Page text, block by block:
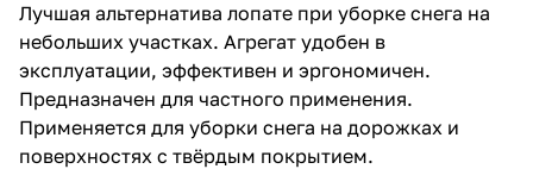
Лучшая альтернатива лопате при уборке снега на
небольших участках. Агрегат удобен в
эксплуатации, эффективен и эргономичен.
Предназначен для частного применения.
Применяется для уборки снега на дорожках и
поверхностях с твёрдым покрытием.